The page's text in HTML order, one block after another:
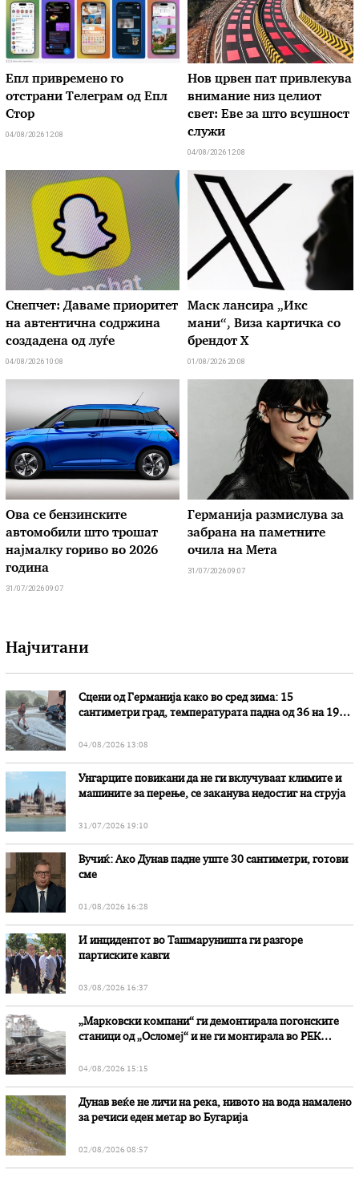
Епл привремено го
отстрани Телеграм од Епл
Стор
04/08/2026 12:08
Нов црвен пат привлекува
внимание низ целиот
свет: Еве за што всушност
служи
04/08/2026 12:08
Снепчет: Даваме приоритет
на автентична содржина
создадена од луѓе
04/08/2026 10:08
Маск лансира „Икс
мани“, Виза картичка со
брендот X
01/08/2026 20:08
Ова се бензинските
автомобили што трошат
најмалку гориво во 2026
година
31/07/2026 09:07
Германија размислува за
забрана на паметните
очила на Мета
31/07/2026 09:07
Најчитани
Сцени од Германија како во сред зима: 15
сантиметри град, температурата падна од 36 на 19
04/08/2026 13:08
Унгарците повикани да не ги вклучуваат климите и
машините за перење, се заканува недостиг на струја
31/07/2026 19:10
Вучиќ: Ако Дунав падне уште 30 сантиметри, готови
сме
01/08/2026 16:28
И инцидентот во Ташмаруништa ги разгоре
партиските кавги
03/08/2026 16:37
„Марковски компани“ ги демонтирала погонските
станици од „Осломеј“ и не ги монтирала во РЕК
04/08/2026 15:15
Дунав веќе не личи на река, нивото на вода намалено
за речиси еден метар во Бугарија
02/08/2026 08:57